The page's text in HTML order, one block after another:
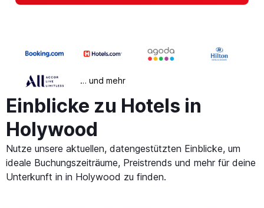
… und mehr
Einblicke zu Hotels in
Holywood
Nutze unsere aktuellen, datengestützten Einblicke, um
ideale Buchungszeiträume, Preistrends und mehr für deine
Unterkunft in in Holywood zu finden.